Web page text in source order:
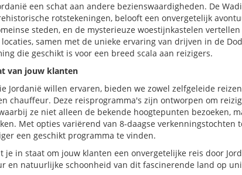
een schat aan andere bezienswaardigheden. De
rotstekeningen, belooft een onvergetelijk
steden, en de mysterieuze woestijnkastelen
samen met de unieke ervaring van drijven in de
die geschikt is voor een breed scala aan reizigers.
van jouw klanten
Jordanië willen ervaren, bieden we zowel zelfgeleide
chauffeur. Deze reisprogramma's zijn ontworpen om
ze niet alleen de bekende hoogtepunten bezoeken,
Met opties variërend van 8-daagse verkenningstochten
een geschikt programma te vinden.
je in staat om jouw klanten een onvergetelijke reis door
en natuurlijke schoonheid van dit fascinerende land op